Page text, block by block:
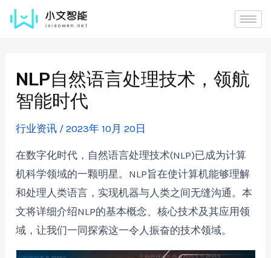
NLP自然语言处理技术，领航
智能时代
行业资讯 /2023年 10月 20日
在数字化时代，自然语言处理技术(NLP)已成为计算
机科学领域的一颗明星。NLP旨在使计算机能够理解
和处理人类语言，实现机器与人类之间无缝沟通。本
文将详细介绍NLP的基本概念、核心技术及其应用领
域，让我们一同探索这一令人振奋的技术领域。